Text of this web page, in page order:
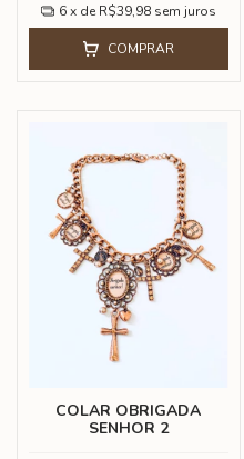
6 x de R$39,98 sem juros
COMPRAR
COLAR OBRIGADA
SENHOR 2